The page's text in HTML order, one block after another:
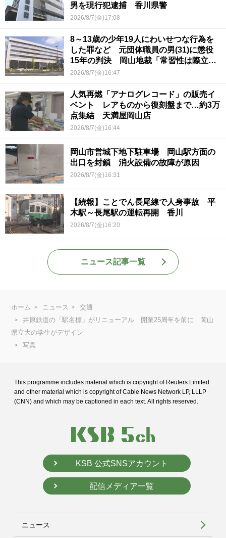
男を現行犯逮捕 香川県警
2026/8/7(金)17:08
8～13歳の少年19人にわいせつな行為を
した罪など 元団体職員の男(31)に懲役
15年の判決 岡山地裁「常習性は際立っ
ていて被害結果も非常に重い」
2026/8/7(金)16:47
人気再燃「アナログレコード」の販売イ
ベント レアものから復刻盤まで…約3万
点集結 天満屋岡山店
2026/8/7(金)16:44
岡山市営城下地下駐車場 岡山駅方面の
出口を封鎖 消火設備の故障が原因
2026/8/7(金)16:31
【続報】ことでん長尾線で人身事故 平
木駅～長尾駅の運転再開 香川
2026/8/7(金)16:20
ニュース記事一覧
ホーム ニュース
交通
井原鉄道の「駅名標」がリニューアル 開業25周年を前に 岡山
県立大の学生がデザイン
写真
This programme includes material which is copyright of Reuters Limited
and other material which is copyright of Cable News Network LP, LLLP
(CNN) and which may be captioned in each text. All rights reserved.
KSB 公式SNSアカウント
配信メディア一覧
ニュース